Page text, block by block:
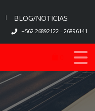
BLOG/NOTICIAS
+562 26892122 - 26896141